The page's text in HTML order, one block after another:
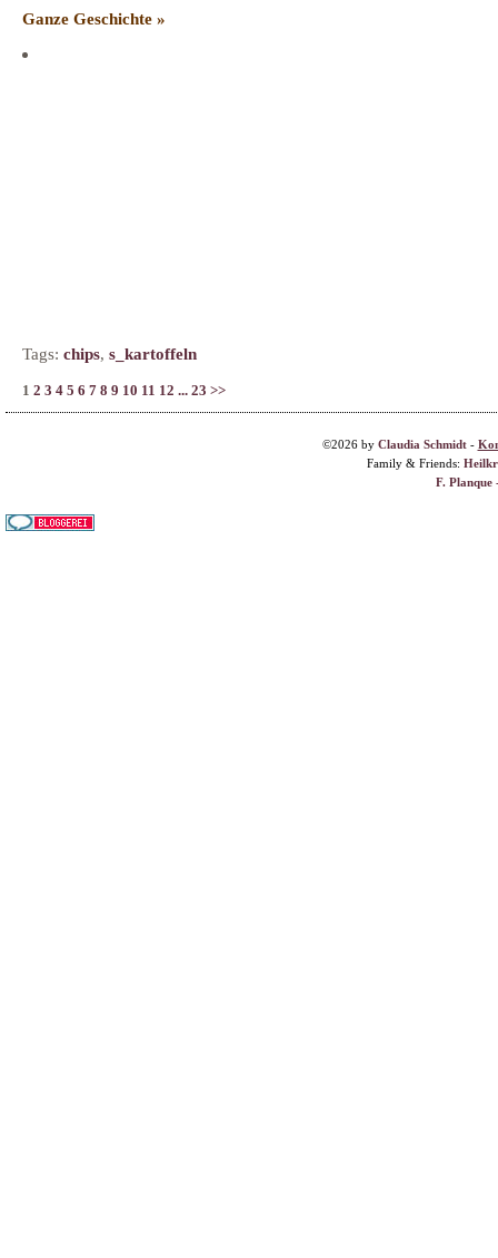
Ganze Geschichte »
Tags: chips, s_kartoffeln
1 2 3 4 5 6 7 8 9 10 11 12 ... 23 >>
©2026 by Claudia Schmidt-
Family & Friends:
F. Planque